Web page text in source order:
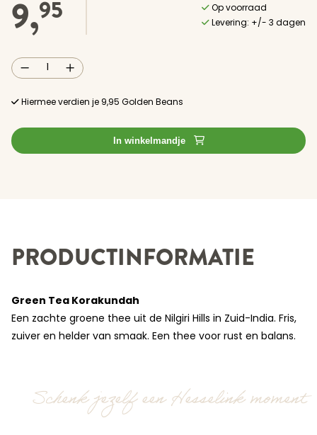
9,95
Op voorraad
Levering: +/- 3 dagen
Veine
Leaf
Green
Korakundah
Hiermee verdien je 9,95 Golden Beans
In winkelmandje
PRODUCTINFORMATIE
Green Tea Korakundah
Een zachte groene thee uit de Nilgiri Hills in Zuid-India. Fris,
zuiver en helder van smaak. Een thee voor rust en balans.
Schenk jezelf een Hesselink moment